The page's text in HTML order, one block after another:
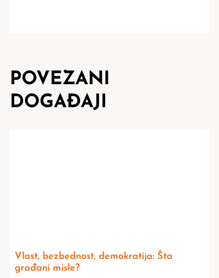
POVEZANI
DOGAĐAJI
Vlast, bezbednost, demokratija: Šta
građani misle?